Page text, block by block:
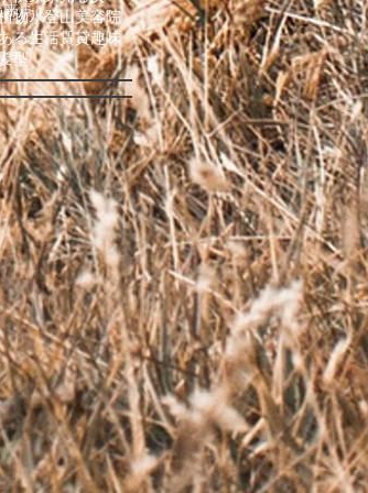
来事
物氷登山美容院
る生活賃貸趣味
型